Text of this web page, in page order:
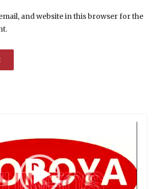
and website in this browser for the